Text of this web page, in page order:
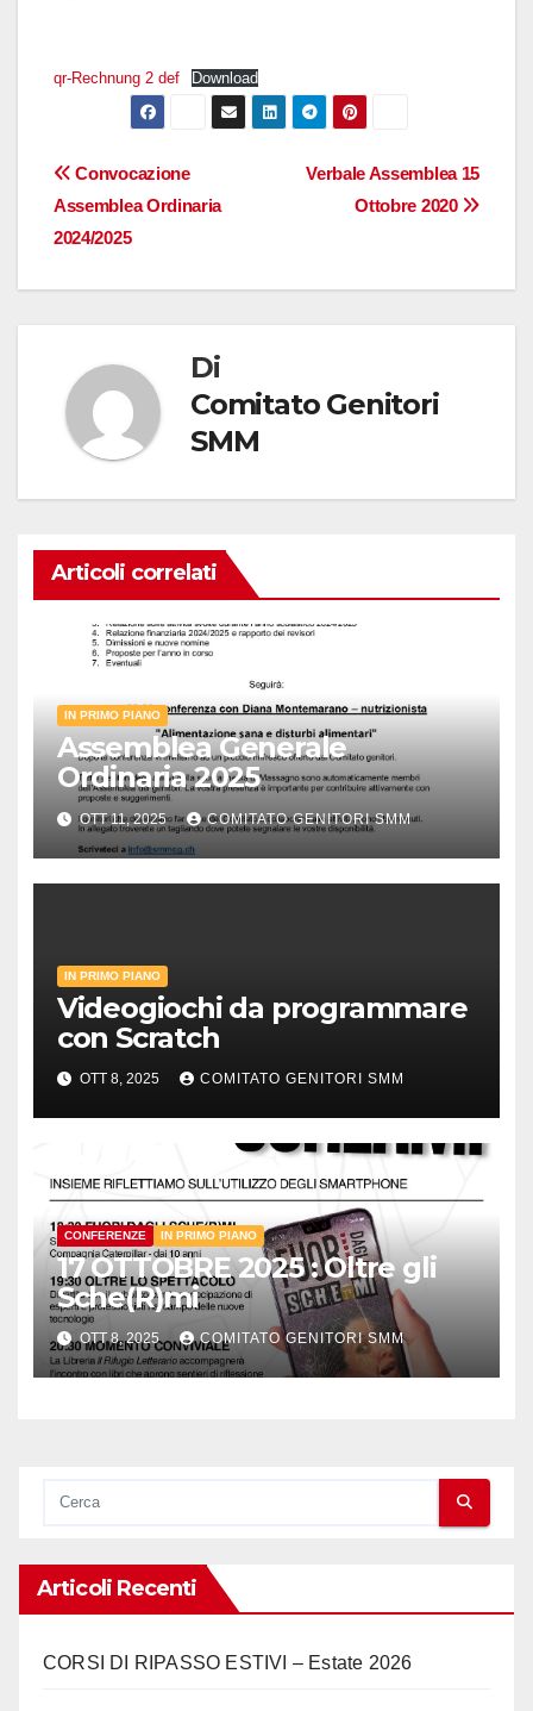
qr-Rechnung 2 def Download
Navigazione
articoli
Verbale Assemblea 15
Ottobre 2020
Convocazione
Assemblea Ordinaria
2024/2025
Di
Comitato Genitori
SMM
Articoli correlati
IN PRIMO PIANO
Assemblea Generale
Ordinaria 2025
OTT 11, 2025 COMITATO GENITORI SMM
IN PRIMO PIANO
Videogiochi da programmare
con Scratch
OTT 8, 2025 COMITATO GENITORI SMM
CONFERENZE IN PRIMO PIANO
17 OTTOBRE 2025 : Oltre gli
Sche(R)mi
OTT 8, 2025 COMITATO GENITORI SMM
Articoli Recenti
CORSI DI RIPASSO ESTIVI – Estate 2026